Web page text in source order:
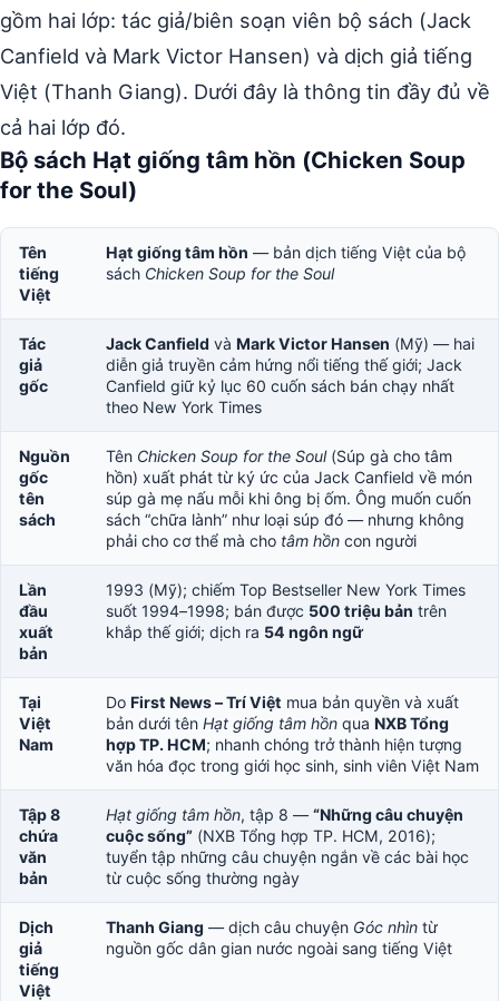
gồm hai lớp: tác giả/biên soạn viên bộ sách (Jack
Canfield và Mark Victor Hansen) và dịch giả tiếng
Việt (Thanh Giang). Dưới đây là thông tin đầy đủ về
cả hai lớp đó.
Bộ sách Hạt giống tâm hồn (Chicken Soup
for the Soul)
Tên
tiếng
Việt
Hạt giống tâm hồn — bản dịch tiếng Việt của bộ
sách Chicken Soup for the Soul
Tác
giả
gốc
Jack Canfield và Mark Victor Hansen (Mỹ) — hai
diễn giả truyền cảm hứng nổi tiếng thế giới; Jack
Canfield giữ kỷ lục 60 cuốn sách bán chạy nhất
theo New York Times
Nguồn
gốc
tên
sách
Tên Chicken Soup for the Soul(Súp gà cho tâm
hồn) xuất phát từ ký ức của Jack Canfield về món
súp gà mẹ nấu mỗi khi ông bị ốm. Ông muốn cuốn
sách “chữa lành” như loại súp đó — nhưng không
phải cho cơ thể mà cho tâm hồn con người
Lần
đầu
xuất
bản
1993 (Mỹ); chiếm Top Bestseller New York Times
suốt 1994–1998; bán được 500 triệu bản trên
khắp thế giới; dịch ra 54 ngôn ngữ
Tại
Việt
Nam
Do First News – Trí Việt mua bản quyền và xuất
bản dưới tên Hạt giống tâm hồn qua NXB Tổng
hợp TP. HCM; nhanh chóng trở thành hiện tượng
văn hóa đọc trong giới học sinh, sinh viên Việt Nam
Tập 8
chứa
văn
bản
Hạt giống tâm hồn, tập 8 —“Những câu chuyện
cuộc sống” (NXB Tổng hợp TP. HCM, 2016);
tuyển tập những câu chuyện ngắn về các bài học
từ cuộc sống thường ngày
Dịch
giả
tiếng
Việt
Thanh Giang — dịch câu chuyện Góc nhìn từ
nguồn gốc dân gian nước ngoài sang tiếng Việt